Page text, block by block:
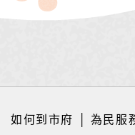
如何到市府 為民服